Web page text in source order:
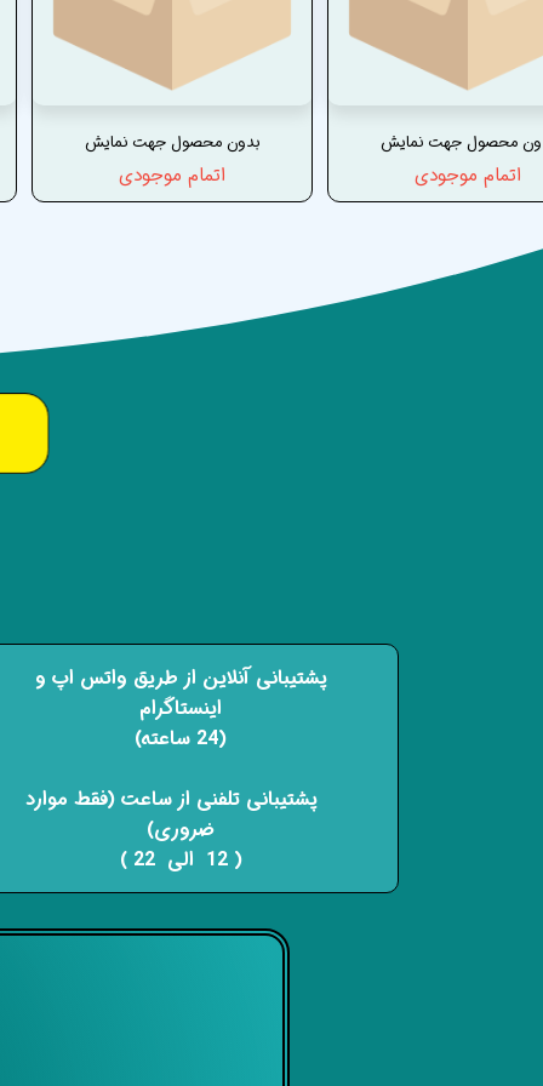
بدون محصول جهت نمایش
اتمام موجودی
محصول جهت نمایش
اتمام موجودی
پشتیبانی آنلاین از طریق واتس اپ و
اینستاگرام
(24 ساعته)
​​​​​​​ پشتیبانی تلفنی از ساعت (فقط موارد
ضروری)
( 12 الی 22 ) ​​​​​​​